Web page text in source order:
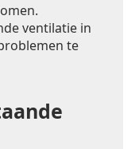
ventilatie in
te